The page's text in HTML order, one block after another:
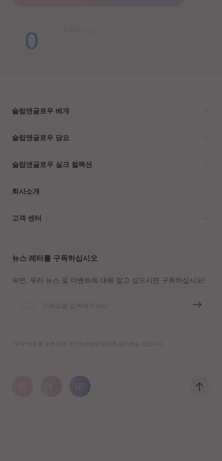
0
슬립앤글로우 베개
슬립앤글로우 담요
슬립앤글로우 실크 컬렉션
회사소개
고객 센터
뉴스 레터를 구독하십시오
숙면, 우리 뉴스 및 이벤트에 대해 알고 싶으시면 구독하십시오!
"구독"버튼을 누르시면 개인정보보호정책에 동의하는 것입니다.